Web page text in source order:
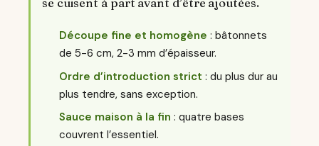
se cuisent à part avant d’être ajoutées.
Découpe fine et homogène : bâtonnets
de 5-6 cm, 2-3 mm d’épaisseur.
Ordre d’introduction strict : du plus dur au
plus tendre, sans exception.
Sauce maison à la fin : quatre bases
couvrent l’essentiel.